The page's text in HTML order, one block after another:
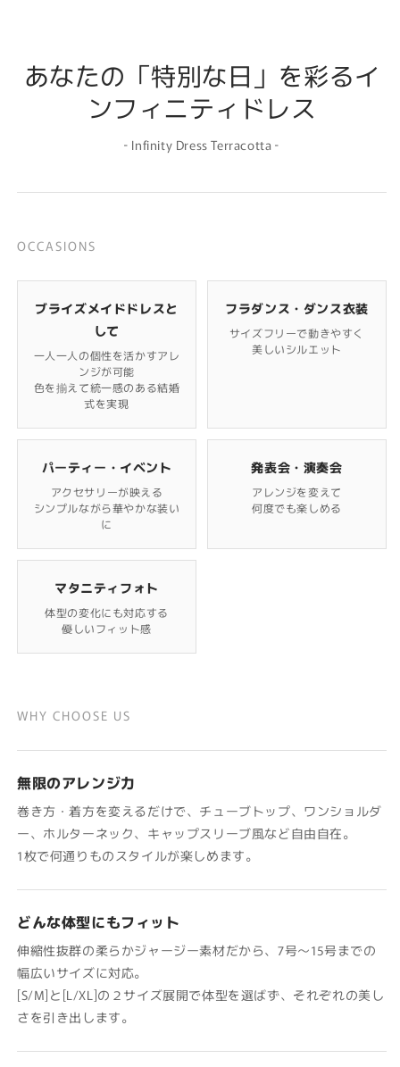
あなたの「特別な日」を彩るイ
ンフィニティドレス
‐ Infinity Dress Terracotta ‐
OCCASIONS
ブライズメイドドレスと
して
一人一人の個性を活かすアレ
ンジが可能
色を揃えて統一感のある結婚
式を実現
フラダンス・ダンス衣装
サイズフリーで動きやすく
美しいシルエット
パーティー・イベント
アクセサリーが映える
シンプルながら華やかな装い
に
発表会・演奏会
アレンジを変えて
何度でも楽しめる
マタニティフォト
体型の変化にも対応する
優しいフィット感
WHY CHOOSE US
無限のアレンジ力
巻き方・着方を変えるだけで、チューブトップ、ワンショルダ
ー、ホルターネック、キャップスリーブ風など自由自在。
1枚で何通りものスタイルが楽しめます。
どんな体型にもフィット
伸縮性抜群の柔らかジャージー素材だから、7号〜15号までの
幅広いサイズに対応。
[S/M]と[L/XL]の２サイズ展開で体型を選ばず、それぞれの美し
さを引き出します。